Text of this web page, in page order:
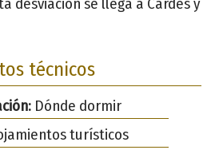
técnicos
Dónde dormir
turísticos